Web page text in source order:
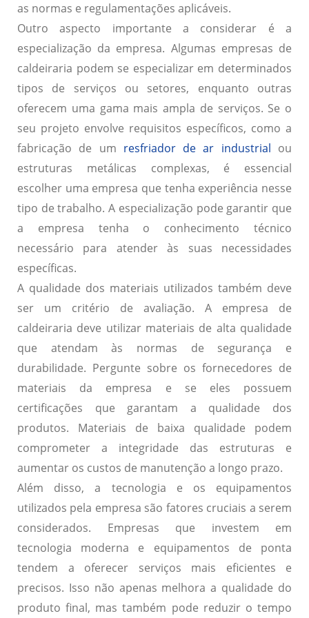
as normas e regulamentações aplicáveis.
Outro aspecto importante a considerar é a
especialização da empresa. Algumas empresas de
caldeiraria podem se especializar em determinados
tipos de serviços ou setores, enquanto outras
oferecem uma gama mais ampla de serviços. Se o
seu projeto envolve requisitos específicos, como a
fabricação de um resfriador de ar industrial ou
estruturas metálicas complexas, é essencial
escolher uma empresa que tenha experiência nesse
tipo de trabalho. A especialização pode garantir que
a empresa tenha o conhecimento técnico
necessário para atender às suas necessidades
específicas.
A qualidade dos materiais utilizados também deve
ser um critério de avaliação. A empresa de
caldeiraria deve utilizar materiais de alta qualidade
que atendam às normas de segurança e
durabilidade. Pergunte sobre os fornecedores de
materiais da empresa e se eles possuem
certificações que garantam a qualidade dos
produtos. Materiais de baixa qualidade podem
comprometer a integridade das estruturas e
aumentar os custos de manutenção a longo prazo.
Além disso, a tecnologia e os equipamentos
utilizados pela empresa são fatores cruciais a serem
considerados. Empresas que investem em
tecnologia moderna e equipamentos de ponta
tendem a oferecer serviços mais eficientes e
precisos. Isso não apenas melhora a qualidade do
produto final, mas também pode reduzir o tempo